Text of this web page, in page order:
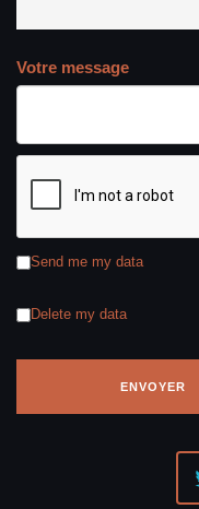
Votre message
Send me my data
Delete my data